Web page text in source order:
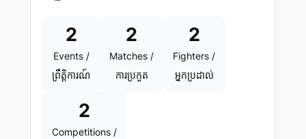
2
Events /
ព្រឹត្តិការណ៍
2
Matches /
ការប្រកួត
2
Fighters /
អ្នកប្រដាល់
2
Competitions /